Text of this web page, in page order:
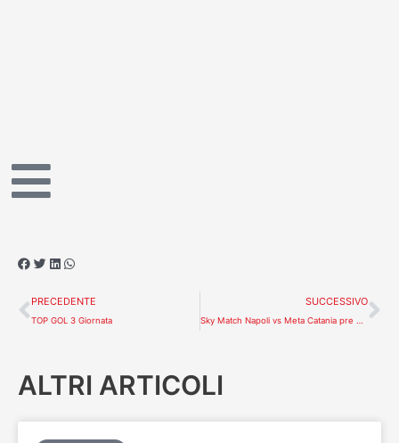
Precedente
PRECEDENTE
TOP GOL 3 Giornata
SUCCESSIVO
ALTRI ARTICOLI